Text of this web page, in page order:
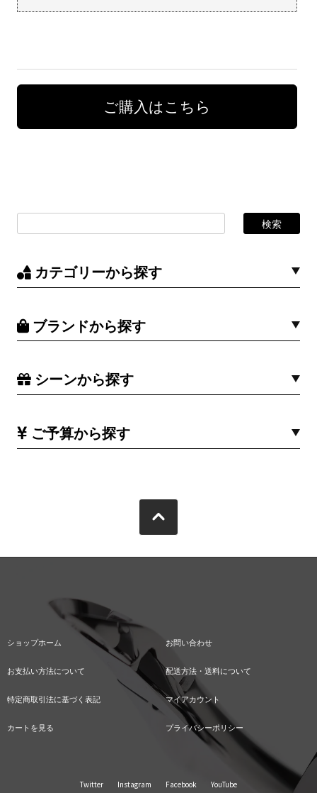
ご購入はこちら
カテゴリーから探す
ブランドから探す
シーンから探す
ご予算から探す
ショップホーム お問い合わせ
お支払い方法について 配送方法・送料について
特定商取引法に基づく表記 マイアカウント
カートを見る プライバシーポリシー
Twitter Instagram Facebook YouTube